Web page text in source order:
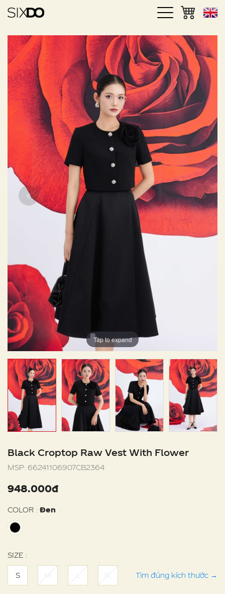
Tap to expand
Black Croptop Raw Vest With Flower
MSP: 66241106907CB2364
948.000đ
COLOR : Đen
SIZE :
S M L XL Tìm đúng kích thước →